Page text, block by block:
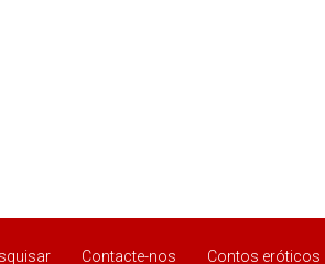
Contacte-nos Contos eróticos